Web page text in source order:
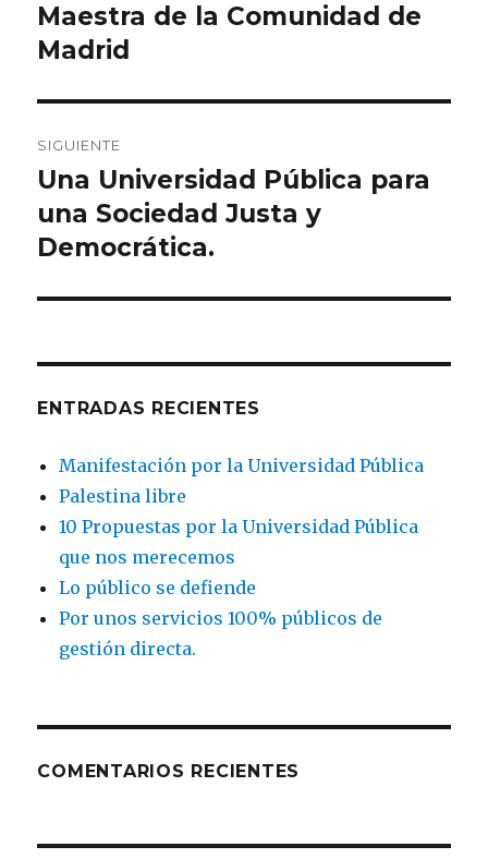
entradas
anterior:
Maestra de la Comunidad de
Madrid
SIGUIENTE
Entrada
siguiente:
Una Universidad Pública para
una Sociedad Justa y
Democrática.
ENTRADAS RECIENTES
Manifestación por la Universidad Pública
Palestina libre
10 Propuestas por la Universidad Pública
que nos merecemos
Lo público se defiende
Por unos servicios 100% públicos de
gestión directa.
COMENTARIOS RECIENTES